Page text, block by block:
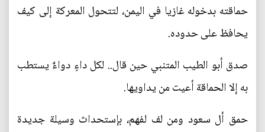
حماقته بدخوله غازيا في اليمن، لتتحول المعركة إلى كيف
يحافظ على حدوده.
صدق أبو الطيب المتنبي حين قال.. لكل داءٍ دواءٌ يستطب
به إلا الحماقة أعيت من يداويها.
حمق أل سعود ومن لف لفهم، بإستحداث وسيلة جديدة